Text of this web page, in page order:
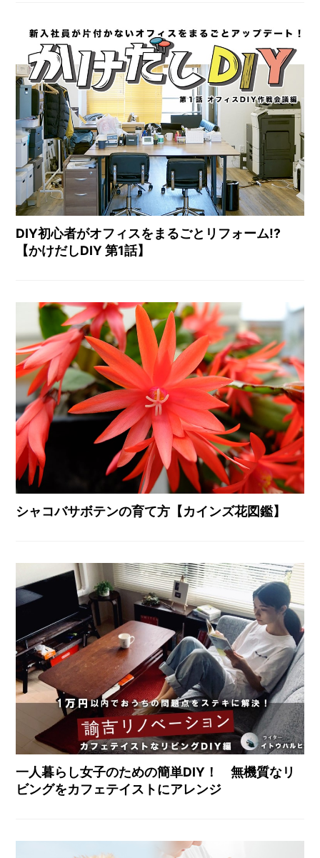
DIY初心者がオフィスをまるごとリフォーム!?
【かけだしDIY 第1話】
シャコバサボテンの育て方【カインズ花図鑑】
一人暮らし女子のための簡単DIY！ 無機質なリ
ビングをカフェテイストにアレンジ